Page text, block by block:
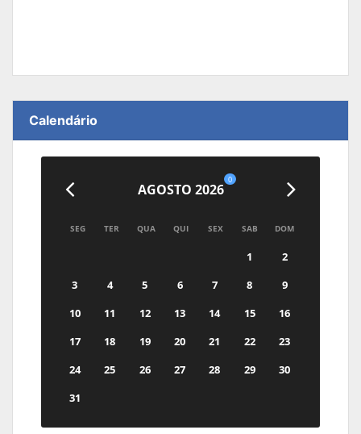
Calendário
AGOSTO 2026
0
SEG TER QUA QUI SEX SAB DOM
1
2
3
4 5 6 7 8
9
10
11 12 13 14 15
16
17
18 19 20 21 22
23
24
25 26 27 28 29
30
31